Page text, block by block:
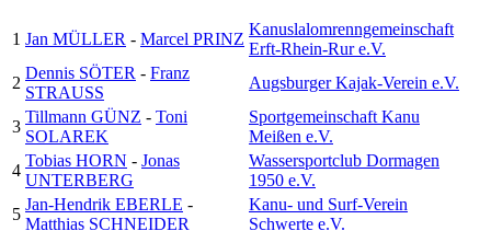
1 Jan MÜLLER - Marcel PRINZ
Kanuslalomrenngemeinschaft
Erft-Rhein-Rur e.V.
2
Dennis SÖTER - Franz
STRAUSS
Augsburger Kajak-Verein e.V.
3
Tillmann GÜNZ - Toni
SOLAREK
Sportgemeinschaft Kanu
Meißen e.V.
4
Tobias HORN - Jonas
UNTERBERG
Wassersportclub Dormagen
1950 e.V.
5
Jan-Hendrik EBERLE -
Matthias SCHNEIDER
Kanu- und Surf-Verein
Schwerte e.V.